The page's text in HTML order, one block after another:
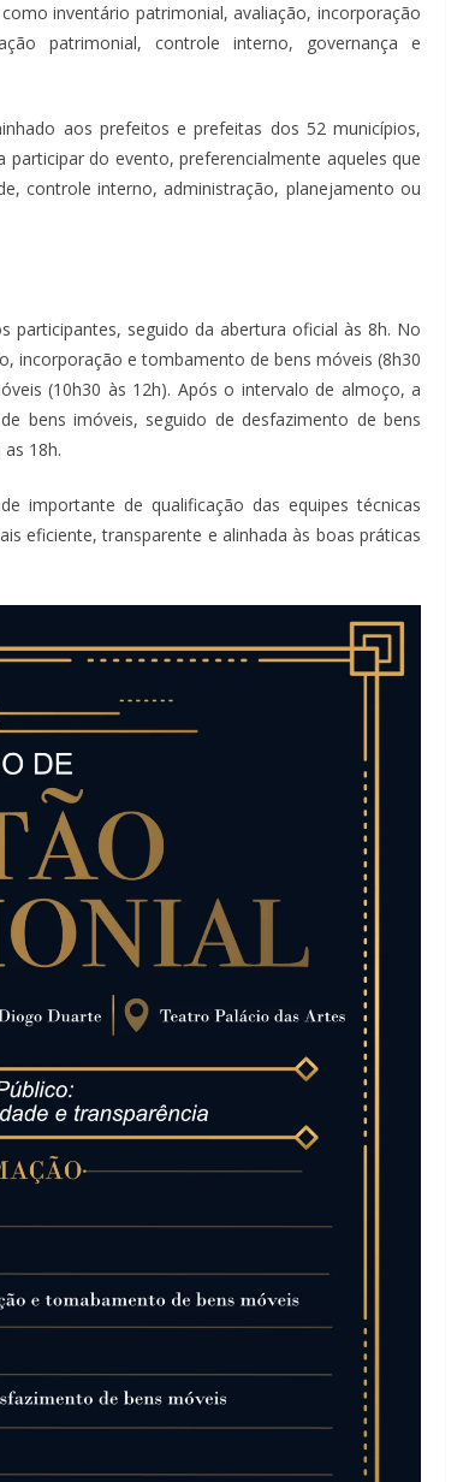
inventário patrimonial, avaliação, incorporação
patrimonial, controle interno, governança e
aos prefeitos e prefeitas dos 52 municípios,
do evento, preferencialmente aqueles que
controle interno, administração, planejamento ou
participantes, seguido da abertura oficial às 8h. No
incorporação e tombamento de bens móveis (8h30
(10h30 às 12h). Após o intervalo de almoço, a
bens imóveis, seguido de desfazimento de bens
18h.
importante de qualificação das equipes técnicas
eficiente, transparente e alinhada às boas práticas